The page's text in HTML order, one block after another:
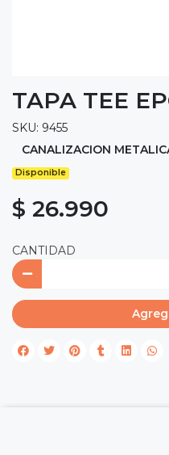
TAPA TEE
SKU: 9455
CANALIZACION
Disponible
$ 26.990
CANTIDAD